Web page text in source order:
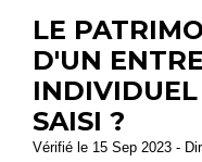
LE
D'UN
SAISI ?
Vérifié le 15 Sep 2023 -